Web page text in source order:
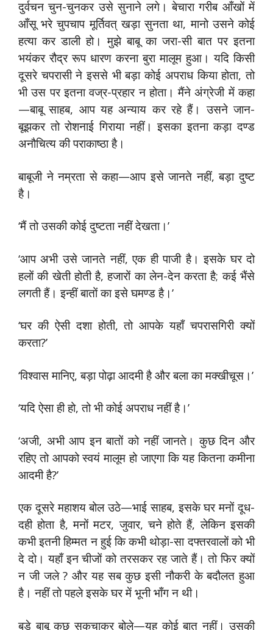
दुर्वचन चुन-चुनकर उसे सुनाने लगे। बेचारा गरीब आँखों में
आँसू भरे चुपचाप मूर्तिवत् खड़ा सुनता था, मानो उसने कोई
हत्या कर डाली हो। मुझे बाबू का जरा-सी बात पर इतना
भयंकर रौद्र रूप धारण करना बुरा मालूम हुआ। यदि किसी
दूसरे चपरासी ने इससे भी बड़ा कोई अपराध किया होता, तो
भी उस पर इतना वज्र-प्रहार न होता। मैंने अंग्रेजी में कहा
—बाबू साहब, आप यह अन्याय कर रहे हैं। उसने जान-
बूझकर तो रोशनाई गिराया नहीं। इसका इतना कड़ा दण्ड
अनौचित्य की पराकाष्ठा है।
बाबूजी ने नम्रता से कहा—आप इसे जानते नहीं, बड़ा दुष्ट
है।
‘मैं तो उसकी कोई दुष्टता नहीं देखता।’
‘आप अभी उसे जानते नहीं, एक ही पाजी है। इसके घर दो
हलों की खेती होती है, हजारों का लेन-देन करता है; कई भैंसे
लगती हैं। इन्हीं बातों का इसे घमण्ड है।’
‘घर की ऐसी दशा होती, तो आपके यहाँ चपरासगिरी क्यों
करता?’
‘विश्वास मानिए, बड़ा पोढ़ा आदमी है और बला का मक्खीचूस।’
‘यदि ऐसा ही हो, तो भी कोई अपराध नहीं है।’
‘अजी, अभी आप इन बातों को नहीं जानते। कुछ दिन और
रहिए तो आपको स्वयं मालूम हो जाएगा कि यह कितना कमीना
आदमी है?’
एक दूसरे महाशय बोल उठे—भाई साहब, इसके घर मनों दूध-
दही होता है, मनों मटर, जुवार, चने होते हैं, लेकिन इसकी
कभी इतनी हिम्मत न हुई कि कभी थोड़ा-सा दफ्तरवालों को भी
दे दो। यहाँ इन चीजों को तरसकर रह जाते हैं। तो फिर क्यों
न जी जले ? और यह सब कुछ इसी नौकरी के बदौलत हुआ
है। नहीं तो पहले इसके घर में भूनी भाँग न थी।
बड़े बाबू कुछ सकुचाकर बोले—यह कोई बात नहीं। उसकी